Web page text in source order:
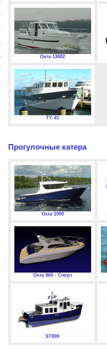
Охта 13002
TY 43
Прогулочные катера
Охта 1000
Охта 860 - Спорт
ST800